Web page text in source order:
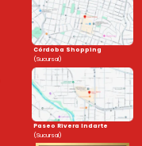
Córdoba Shopping
(Sucursal)
Paseo Rivera Indarte
(Sucursal)